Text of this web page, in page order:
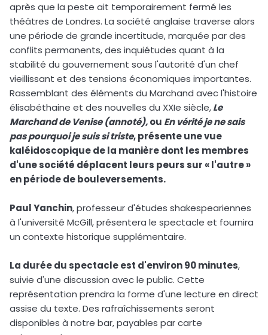
après que la peste ait temporairement fermé les
théâtres de Londres. La société anglaise traverse alors
une période de grande incertitude, marquée par des
conflits permanents, des inquiétudes quant à la
stabilité du gouvernement sous l'autorité d'un chef
vieillissant et des tensions économiques importantes.
Rassemblant des éléments du Marchand avec l'histoire
élisabéthaine et des nouvelles du XXIe siècle,Le
Marchand de Venise (annoté),ou En vérité je ne sais
pas pourquoi je suis si triste, présente une vue
kaléidoscopique de la manière dont les membres
d'une société déplacent leurs peurs sur « l'autre »
en période de bouleversements.
Paul Yanchin, professeur d'études shakespeariennes
à l'université McGill, présentera le spectacle et fournira
un contexte historique supplémentaire.
La durée du spectacle est d'environ 90 minutes,
suivie d'une discussion avec le public. Cette
représentation prendra la forme d'une lecture en direct
assise du texte. Des rafraîchissements seront
disponibles à notre bar, payables par carte